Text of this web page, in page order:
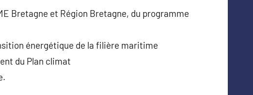
Bretagne et Région Bretagne, du programme
énergétique de la filière maritime
du Plan climat